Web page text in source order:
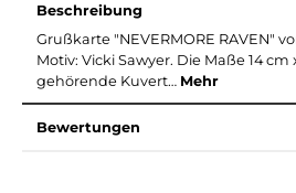
Beschreibung
Grußkarte "NEVERMORE RAVEN"
Motiv: Vicki Sawyer. Die Maße 14 cm
gehörende Kuvert… Mehr
Bewertungen